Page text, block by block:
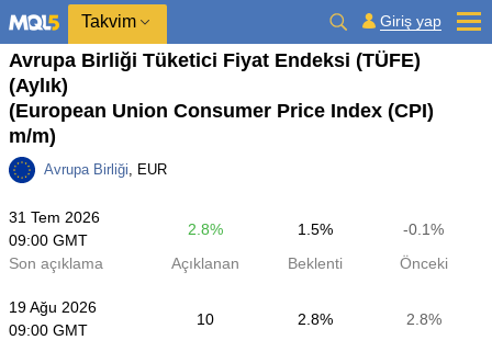
Takvim Giriş yap
Avrupa Birliği Tüketici Fiyat Endeksi (TÜFE)
(Aylık)
(European Union Consumer Price Index (CPI)
m/m)
Avrupa Birliği, EUR
31 Tem 2026
09:00 GMT
2.8% 1.5%
-0.1%
Son açıklama
Açıklanan Beklenti Önceki
19 Ağu 2026
09:00 GMT
10 2.8%
2.8%